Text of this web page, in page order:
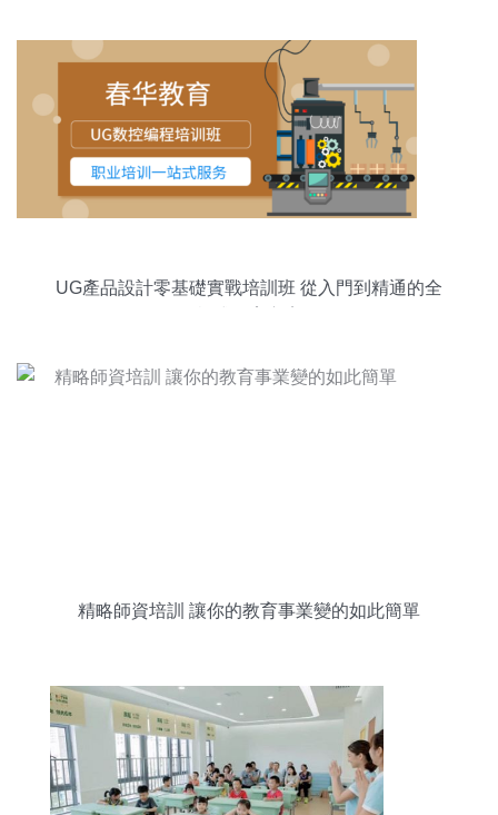
UG產品設計零基礎實戰培訓班 從入門到精通的全
精略師資培訓 讓你的教育事業變的如此簡單